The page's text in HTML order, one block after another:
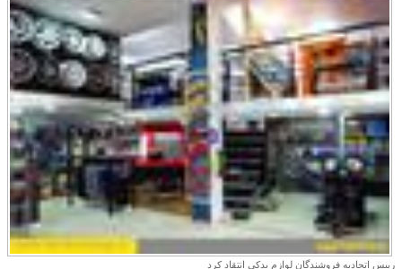
رییس اتحادیه فروشندگان لوازم یدکی انتقاد کرد